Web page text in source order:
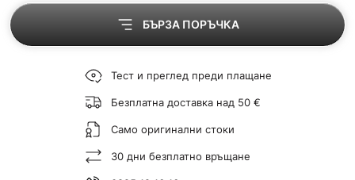
БЪРЗА ПОРЪЧКА
Тест и преглед преди плащане
Безплатна доставка над 50 €
Само оригинални стоки
30 дни безплатно връщане